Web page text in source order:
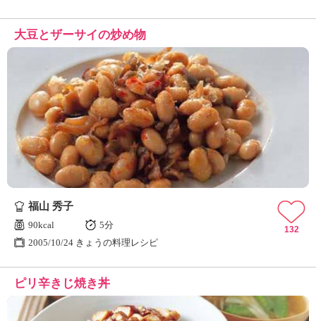
大豆とザーサイの炒め物
福山 秀子
90kcal
5分
2005/10/24 きょうの料理レシピ
132
ピリ辛きじ焼き丼